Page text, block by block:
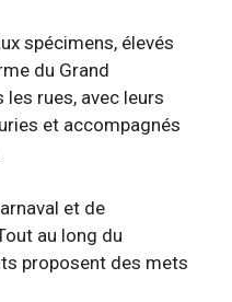
spécimens, élevés
du Grand
rues, avec leurs
et accompagnés
et de
au long du
proposent des mets